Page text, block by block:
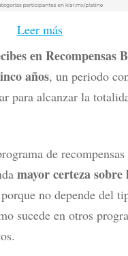
Leer más
en Recompensas
años, un periodo
para alcanzar la
de
mayor certeza sobre
porque no depende del
sucede en otros